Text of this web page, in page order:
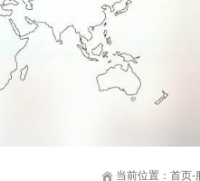
当前位置： 首页-